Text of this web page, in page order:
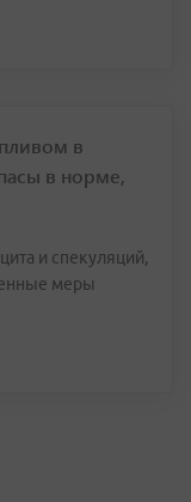
в
в норме,
и спекуляций,
меры